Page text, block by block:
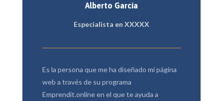
Alberto García
Especialista en XXXXX
Es la persona que me ha diseñado mi página
web a través de su programa
Emprendit.online en el que te ayuda a